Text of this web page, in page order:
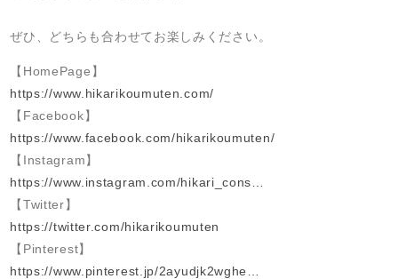
ぜひ、どちらも合わせてお楽しみください。
【HomePage】
https://www.hikarikoumuten.com/
【Facebook】
https://www.facebook.com/hikarikoumuten/
【Instagram】
https://www.instagram.com/hikari_cons…
【Twitter】
https://twitter.com/hikarikoumuten
【Pinterest】
https://www.pinterest.jp/2ayudjk2wghe…